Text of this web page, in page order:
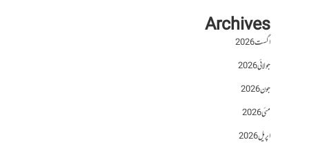
Archives
اگست 2026
جولائی 2026
جون 2026
مئی 2026
اپریل 2026